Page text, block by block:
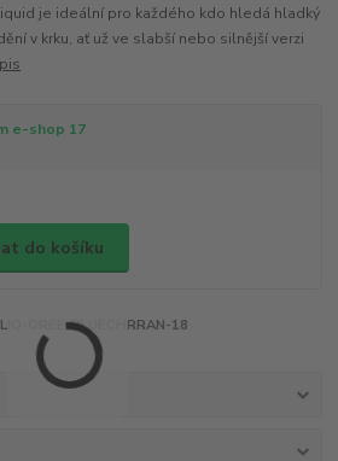
je ideální pro každého kdo hledá hladký
v krku, ať už ve slabší nebo silnější verzi
e-shop 17
do košíku
LIQ-OREE-BLUECHRRAN-18